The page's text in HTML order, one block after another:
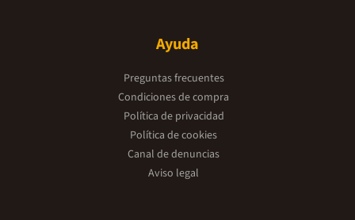
Ayuda
Preguntas frecuentes
Condiciones de compra
Política de privacidad
Política de cookies
Canal de denuncias
Aviso legal